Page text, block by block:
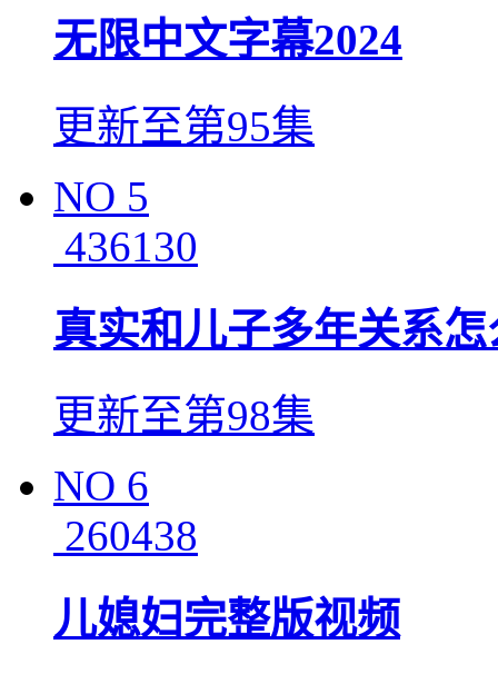
无限中文字幕2024
更新至第95集
NO 5
436130
真实和儿子多年关系怎
更新至第98集
NO 6
260438
儿媳妇完整版视频